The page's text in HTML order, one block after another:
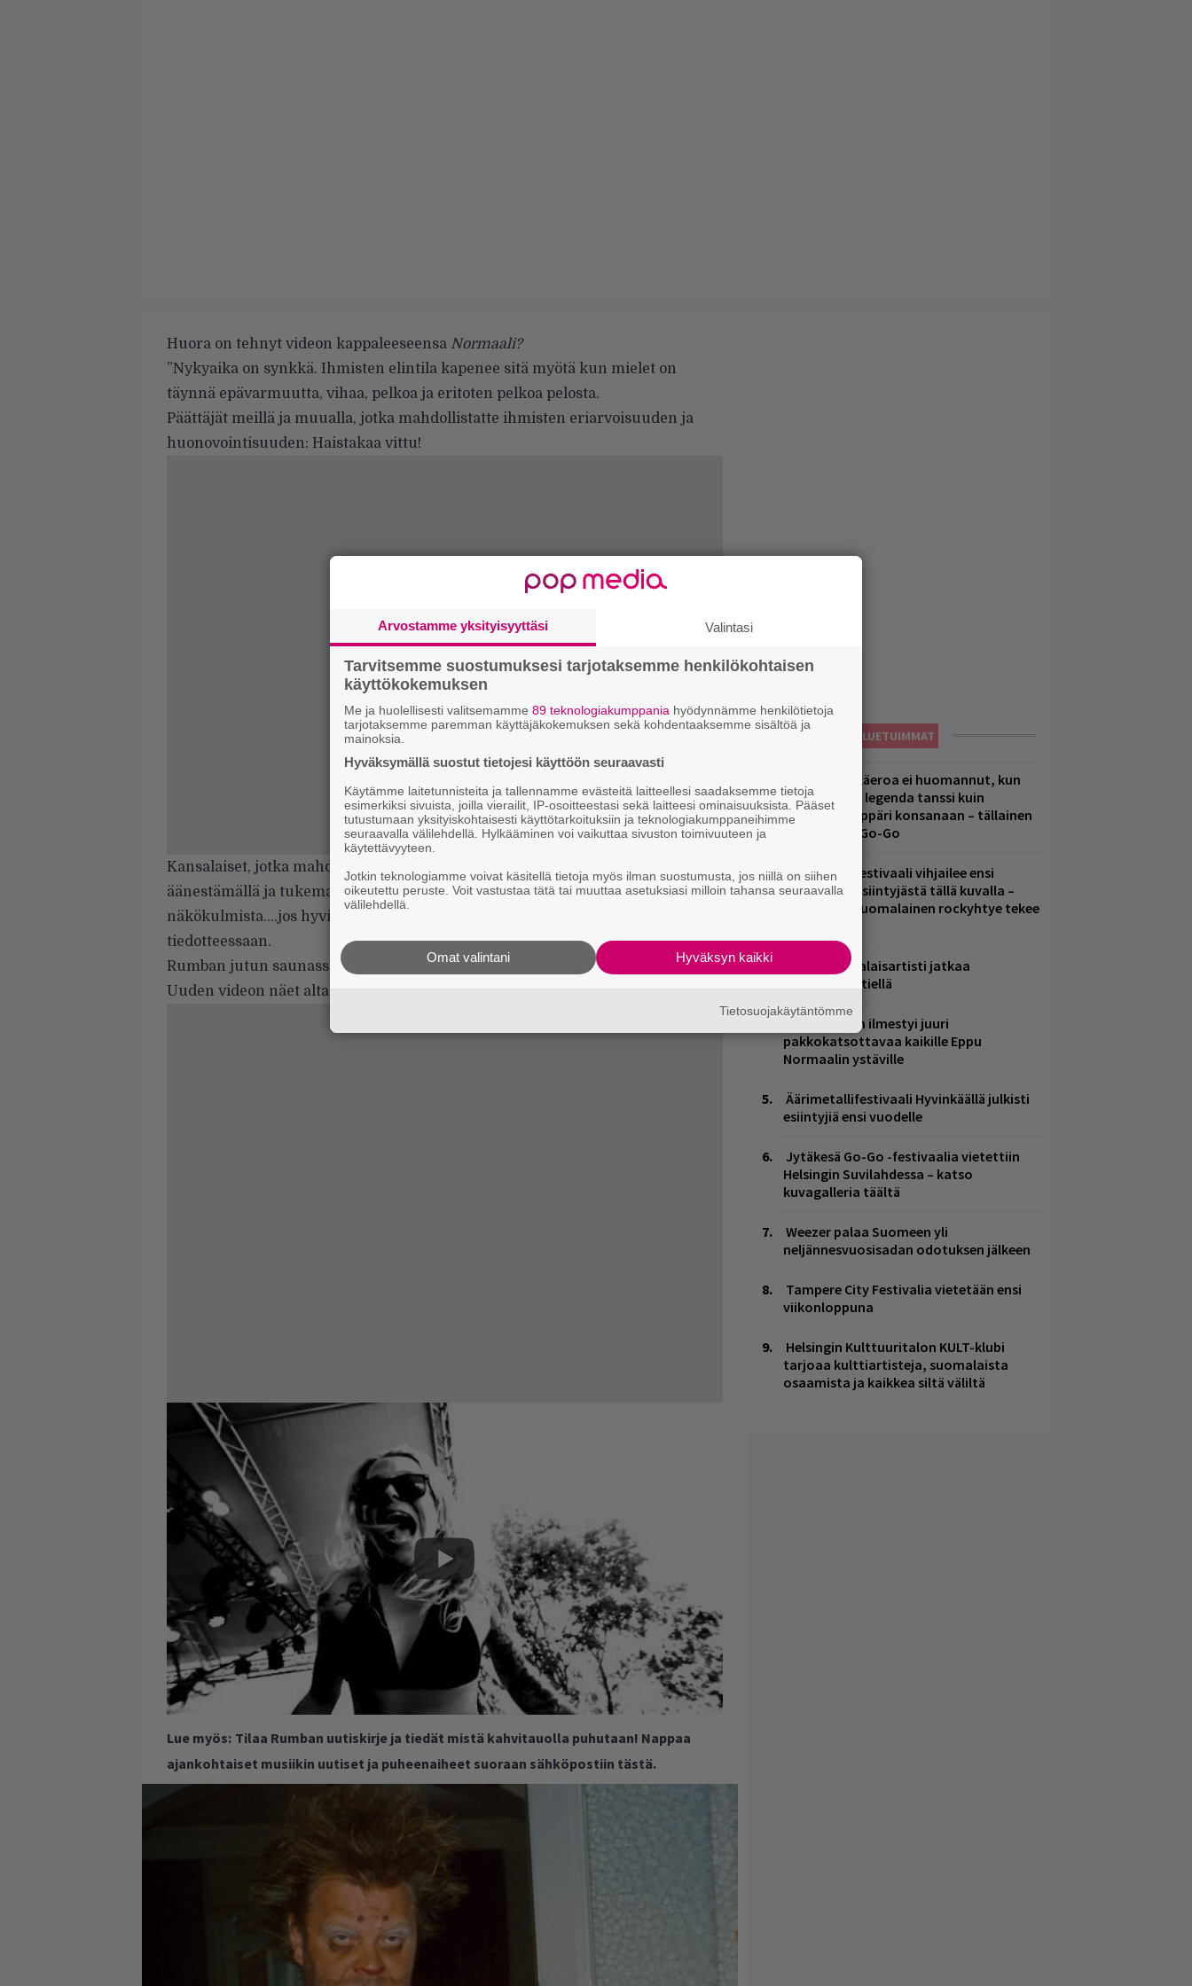
Huora on tehnyt videon kappaleeseensa Normaali?
”Nykyaika on synkkä. Ihmisten elintila kapenee sitä myötä kun mielet on
täynnä epävarmuutta, vihaa, pelkoa ja eritoten pelkoa pelosta.
Päättäjät meillä ja muualla, jotka mahdollistatte ihmisten eriarvoisuuden ja
huonovointisuuden: Haistakaa vittu!
Kansalaiset, jotka mahdollistatte näiden päättäjien vallassa olemisen heitä
äänestämällä ja tukemalla: Tulkaa meidän keikalle ja jutellaan eri
näkökulmista….jos hyvin käy mennään saunan lauteille jutulle”, yhtye kertoo
tiedotteessaan.
Rumban jutun saunassa käyvästä laulajastaAnnista täältä
Uuden videon näet alta.
Lue myös: Tilaa Rumban uutiskirje ja tiedät mistä kahvitauolla puhutaan! Nappaa
ajankohtaiset musiikin uutiset ja puheenaiheet suoraan sähköpostiin tästä.
LUETUIMMAT
41 vuoden ikäeroa ei huomannut, kun
suomirockin legenda tanssi kuin
elohopea-räppäri konsanaan – tällainen
oli Jytäkesä Go-Go
Helsinkiläisfestivaali vihjailee ensi
vuoden pääesiintyjästä tällä kuvalla –
rakastettu suomalainen rockyhtye tekee
Tämä suomalaisartisti jatkaa
ennätyksien tiellä
Yle Areenaan ilmestyi juuri
pakkokatsottavaa kaikille Eppu
Normaalin ystäville
Äärimetallifestivaali Hyvinkäällä julkisti
esiintyjiä ensi vuodelle
Jytäkesä Go-Go -festivaalia vietettiin
Helsingin Suvilahdessa – katso
kuvagalleria täältä
Weezer palaa Suomeen yli
neljännesvuosisadan odotuksen jälkeen
Tampere City Festivalia vietetään ensi
viikonloppuna
Helsingin Kulttuuritalon KULT-klubi
tarjoaa kulttiartisteja, suomalaista
osaamista ja kaikkea siltä väliltä
Arvostamme yksityisyyttäsi Valintasi
Tarvitsemme suostumuksesi tarjotaksemme henkilökohtaisen
käyttökokemuksen
Me ja huolellisesti valitsemamme 89 teknologiakumppania hyödynnämme henkilötietoja
tarjotaksemme paremman käyttäjäkokemuksen sekä kohdentaaksemme sisältöä ja
mainoksia.
Hyväksymällä suostut tietojesi käyttöön seuraavasti
Käytämme laitetunnisteita ja tallennamme evästeitä laitteellesi saadaksemme tietoja
esimerkiksi sivuista, joilla vierailit, IP-osoitteestasi sekä laitteesi ominaisuuksista. Pääset
tutustumaan yksityiskohtaisesti käyttötarkoituksiin ja teknologiakumppaneihimme
seuraavalla välilehdellä. Hylkääminen voi vaikuttaa sivuston toimivuuteen ja
käytettävyyteen.
Jotkin teknologiamme voivat käsitellä tietoja myös ilman suostumusta, jos niillä on siihen
oikeutettu peruste. Voit vastustaa tätä tai muuttaa asetuksiasi milloin tahansa seuraavalla
välilehdellä.
Hyväksyn kaikki
Omat valintani
Tietosuojakäytäntömme